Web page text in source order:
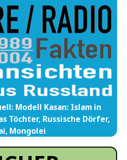
Modell Kasan: Islam in
Töchter, Russische Dörfer,
Mongolei